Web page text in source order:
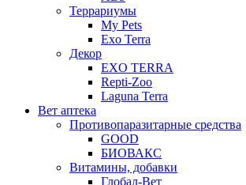
Террариумы
My Pets
Exo Terra
Декор
EXO TERRA
Repti-Zoo
Laguna Terra
Вет аптека
Противопаразитарные средства
GOOD
БИОВАКС
Витамины, добавки
Глобал-Вет